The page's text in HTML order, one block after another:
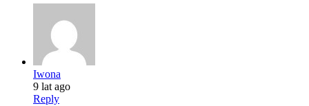
Iwona
9 lat ago
Reply